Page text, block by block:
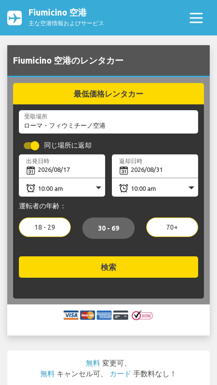
Fiumicino 空港
主な空港情報およびサービス
Fiumicino 空港のレンタカー
最低価格レンタカー
受取場所
同じ場所に返却
出発日時 返却日時
運転者の年齢：
18 - 29 30 - 69 70+
検索
無料 変更可、
無料 キャンセル可、 カード 手数料なし！